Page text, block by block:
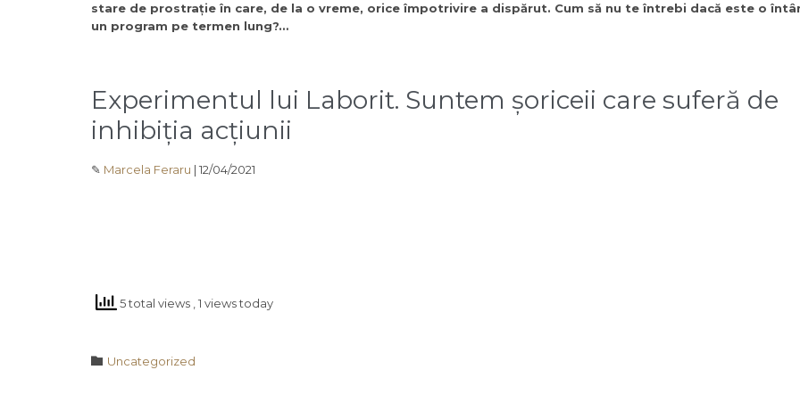
stare de prostrație în care, de la o vreme, orice împotrivire a dispărut. Cum să nu te întrebi dacă este o
un program pe termen lung?…
Experimentul lui Laborit. Suntem șoriceii care suferă de
inhibiția acțiunii
✎ Marcela Feraru | 12/04/2021
5 total views , 1 views today
 Category
Uncategorized